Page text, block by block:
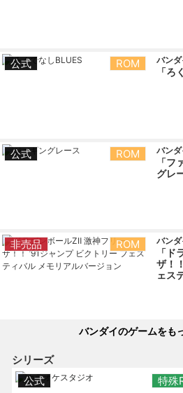
公式 ROM バンダ
「ろ
公式 ROM バンダ
「フ
グレ
非売品 ROM バンダ
「ド
ザ！
ェス
バンダイのゲームをも
シリーズ
公式
特殊